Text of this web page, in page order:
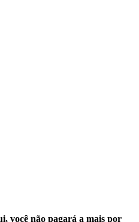
você não pagará a mais por